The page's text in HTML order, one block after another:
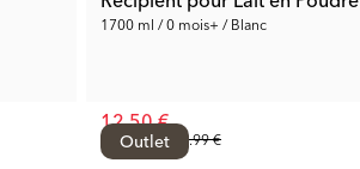
1700 ml / 0 mois+ / Blanc
Prix préc.: 24.99 €
12.50 €
Outlet